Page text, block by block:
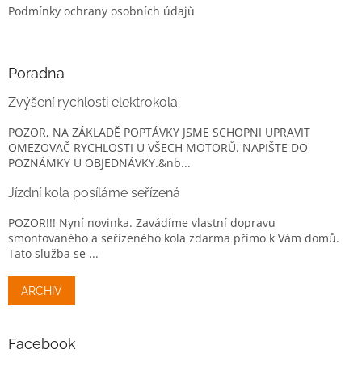
Podmínky ochrany osobních údajů
Poradna
Zvýšení rychlosti elektrokola
POZOR, NA ZÁKLADĚ POPTÁVKY JSME SCHOPNI UPRAVIT
OMEZOVAČ RYCHLOSTI U VŠECH MOTORŮ. NAPIŠTE DO
POZNÁMKY U OBJEDNÁVKY.&nb...
Jízdní kola posíláme seřízená
POZOR!!! Nyní novinka. Zavádíme vlastní dopravu
smontovaného a seřízeného kola zdarma přímo k Vám domů.
Tato služba se ...
ARCHIV
Facebook